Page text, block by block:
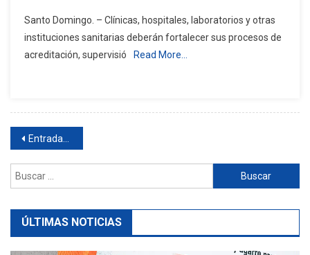
Centros
De
Salud
Santo Domingo. – Clínicas, hospitales, laboratorios y otras
instituciones sanitarias deberán fortalecer sus procesos de
acreditación, supervisió
Read More…
Navegación
de
entradas
Entradas anteriores
Buscar:
ÚLTIMAS NOTICIAS